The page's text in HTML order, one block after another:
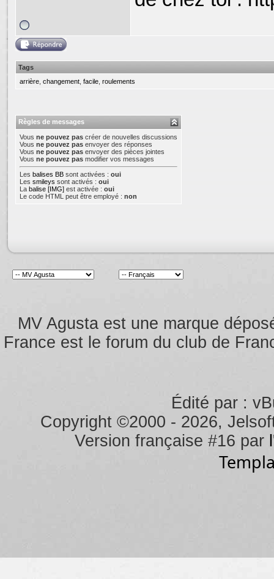
Tags
arrière changement facile roulements
Règles de messages
Vous ne pouvez pas créer de nouvelles discussions
Vous ne pouvez pas envoyer des réponses
Vous ne pouvez pas envoyer des pièces jointes
Vous ne pouvez pas modifier vos messages
Les balises BB sont activées : oui
Les smileys sont activés : oui
La balise [IMG] est activée : oui
Le code HTML peut être employé : non
MV Agusta est une marque
France est le forum du club de
Édité par :
Copyright ©2000 - 2026,
Version française #16 par